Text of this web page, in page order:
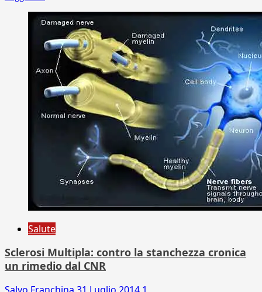
Salute
Sclerosi Multipla: contro la stanchezza cronica
un rimedio dal CNR